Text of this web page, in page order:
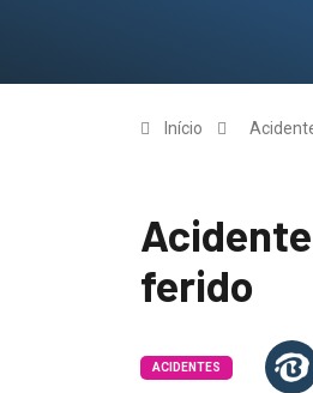
Início
ferido
ACIDENTES